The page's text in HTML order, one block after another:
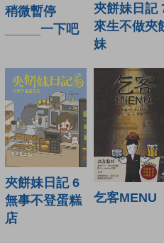
稍微暫停
_____一下吧
夾餅妹日記
來生不做夾
妹
夾餅妹日記 6
無事不登蛋糕
店
乞客MENU